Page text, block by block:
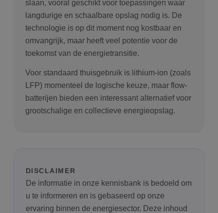
slaan, vooral geschikt voor toepassingen waar
langdurige en schaalbare opslag nodig is. De
technologie is op dit moment nog kostbaar en
omvangrijk, maar heeft veel potentie voor de
toekomst van de energietransitie.
Voor standaard thuisgebruik is lithium-ion (zoals
LFP) momenteel de logische keuze, maar flow-
batterijen bieden een interessant alternatief voor
grootschalige en collectieve energieopslag.
DISCLAIMER
De informatie in onze kennisbank is bedoeld om
u te informeren en is gebaseerd op onze
ervaring binnen de energiesector. Deze inhoud
Naam
Aanbieder/
Domein
wpml_current_language
Ltd.
Google Privacy Policy